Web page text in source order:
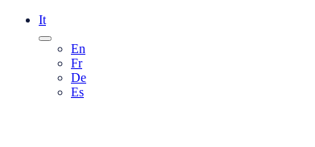
It
En
Fr
De
Es